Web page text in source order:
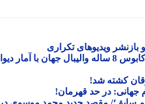
ویدیوهای تکراری
211 بازی و فقط 34 باخت؛/ کابوس 8 ساله والیبال جهان با آمار دیوانه
کشته شد!
در حد قهرمان!